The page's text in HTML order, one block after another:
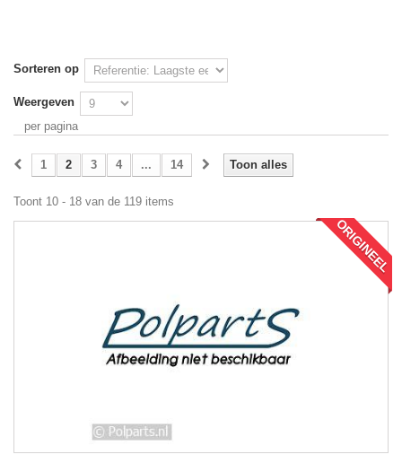
Sorteren op
Weergeven
per pagina
Toon alles
1 2 3 4 ... 14
Toont 10 - 18 van de 119 items
ORIGINEEL